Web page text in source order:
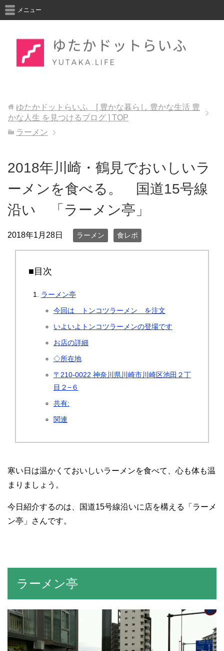
メニュー
ゆたかドットらいふ [ 豊かな暮らし 豊かな生活 豊
かな人生 を見つけるブログ ] TOP
ラーメン
2018年川崎・鶴見でおいしいラ
ーメンを食べる。 国道15号線
沿い 「ラーメン亭」
2018年1月28日 ラーメン 食レポ
■目次
ラーメン亭
今回は トンコツラーメン を注文
いよいよトンコツラーメンの登場です
お店の詳細
◇所在地
〒210-0022 神奈川県川崎市川崎区池田２丁
目２−６
共有:
関連
寒い日は温かくておいしいラーメンを食べて、心も体も温
まりましょう。
今日紹介するのは、国道15号線沿いに店を構える「ラーメ
ン亭」さんです。
ラーメン亭